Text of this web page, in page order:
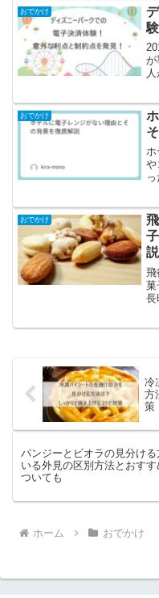
入
おでかけ
が
おでかけ
ホ
や
客
か
おでかけ
説
飛
菓
長
冷
方
策
パンジーとビオラの見分ける
いる外見の区別方法とおす
ついても
ホーム おでかけ